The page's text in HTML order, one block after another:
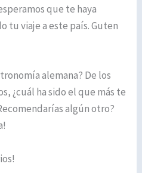
que te haya
tu viaje a este país. Guten
alemana? De los
¿cuál ha sido el que más te
algún otro?